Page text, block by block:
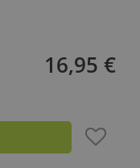
16,95 €